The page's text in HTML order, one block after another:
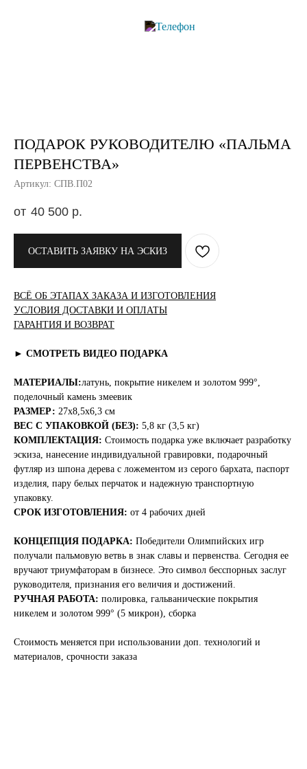
ПОДАРОК РУКОВОДИТЕЛЮ «ПАЛЬМА
ПЕРВЕНСТВА»
Артикул: СПВ.П02
40 500 р.
ОСТАВИТЬ ЗАЯВКУ НА ЭСКИЗ
ВСЁ ОБ ЭТАПАХ ЗАКАЗА И ИЗГОТОВЛЕНИЯ
УСЛОВИЯ ДОСТАВКИ И ОПЛАТЫ
ГАРАНТИЯ И ВОЗВРАТ
► СМОТРЕТЬ ВИДЕО ПОДАРКА
МАТЕРИАЛЫ:латунь, покрытие никелем и золотом 999°,
поделочный камень змеевик
РАЗМЕР: 27x8,5x6,3 см
ВЕС С УПАКОВКОЙ (БЕЗ): 5,8 кг (3,5 кг)
КОМПЛЕКТАЦИЯ: Стоимость подарка уже включает разработку
эскиза, нанесение индивидуальной гравировки, подарочный
футляр из шпона дерева с ложементом из серого бархата, паспорт
изделия, пару белых перчаток и надежную транспортную
упаковку.
СРОК ИЗГОТОВЛЕНИЯ: от 4 рабочих дней
КОНЦЕПЦИЯ ПОДАРКА: Победители Олимпийских игр
получали пальмовую ветвь в знак славы и первенства. Сегодня ее
вручают триумфаторам в бизнесе. Это символ бесспорных заслуг
руководителя, признания его величия и достижений.
РУЧНАЯ РАБОТА: полировка, гальванические покрытия
никелем и золотом 999° (5 микрон), сборка
Стоимость меняется при использовании доп. технологий и
материалов, срочности заказа